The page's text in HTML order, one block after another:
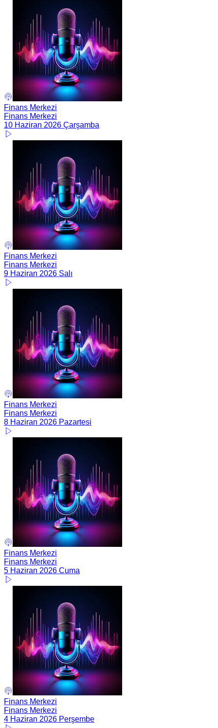
Finans Merkezi
Finans Merkezi
10 Haziran 2026 Çarşamba
Finans Merkezi
Finans Merkezi
9 Haziran 2026 Salı
Finans Merkezi
Finans Merkezi
8 Haziran 2026 Pazartesi
Finans Merkezi
Finans Merkezi
5 Haziran 2026 Cuma
Finans Merkezi
Finans Merkezi
4 Haziran 2026 Perşembe